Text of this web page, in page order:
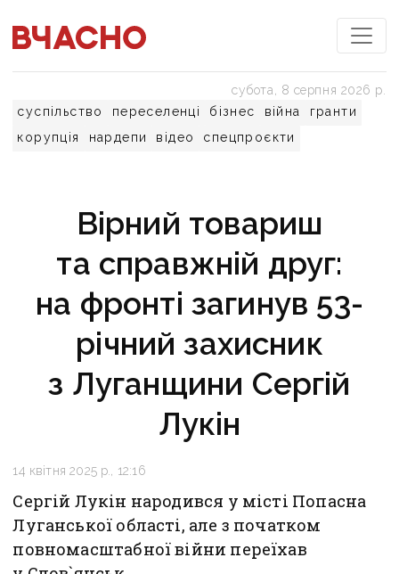
суспільство переселенці бізнес війна
гранти
корупція
нардепи відео спецпроєкти
субота, 8 серпня 2026 р.
Вірний товариш
та справжній друг:
на фронті загинув 53-
річний захисник
з Луганщини Сергій
Лукін
14 квітня 2025 р., 12:16
Сергій Лукін народився у місті Попасна
Луганської області, але з початком
повномасштабної війни переїхав